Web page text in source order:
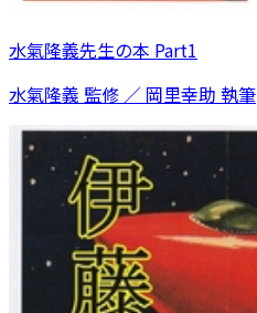
水氣隆義先生の本 Part1
水氣隆義 監修 ／ 岡里幸助 執筆